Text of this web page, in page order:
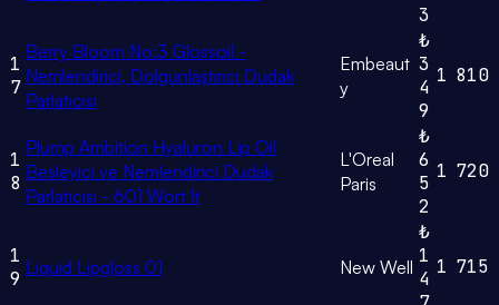
3
1
7
Berry Bloom No:3 Glossoil -
Nemlendirici, Dolgunlaştırıcı Dudak
Parlatıcısı
Embeaut
y
₺
3
4
9
1 810
1
8
Plump Ambition Hyaluron Lip Oil
Besleyici ve Nemlendirici Dudak
Parlatıcısı - 601 Wort It
L'Oreal
Paris
₺
6
5
2
1 720
1
9 Liquid Lipgloss 01 New Well
₺
1
4
1 715